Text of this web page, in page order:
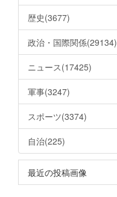
歴史(3677)
政治・国際関係(29134)
ニュース(17425)
軍事(3247)
スポーツ(3374)
自治(225)
最近の投稿画像